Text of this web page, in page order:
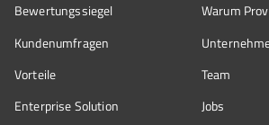
Bewertungssiegel
Kundenumfragen
Vorteile
Enterprise Solution
Warum
Team
Jobs